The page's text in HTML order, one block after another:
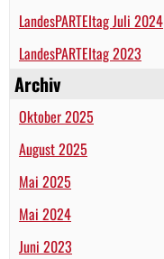
LandesPARTEItag Juli 2024
LandesPARTEItag 2023
Archiv
Oktober 2025
August 2025
Mai 2025
Mai 2024
Juni 2023